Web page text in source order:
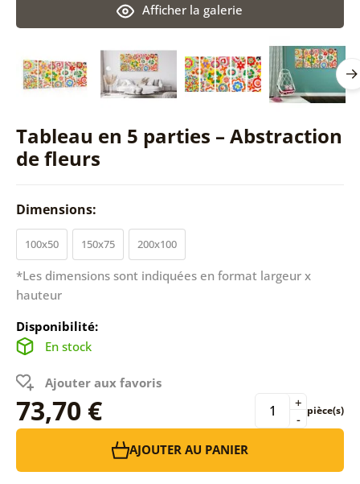
Tableau en 5 parties – Abstraction
de fleurs
Afficher la galerie
Dimensions:
100x50 150x75 200x100
*Les dimensions sont indiquées en format largeur x
hauteur
Disponibilité:
En stock
Ajouter aux favoris
73,70 € -
+ pièce(s)
AJOUTER AU PANIER